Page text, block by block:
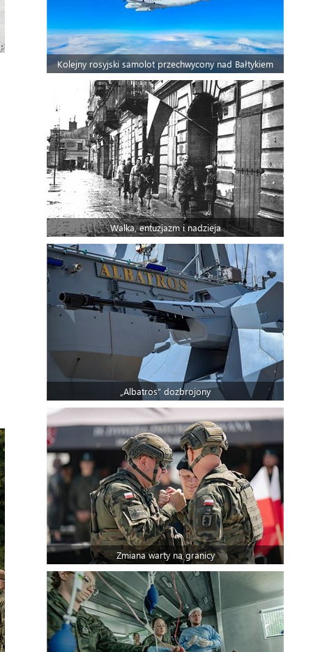
Kolejny rosyjski samolot przechwycony nad Bałtykiem
Walka, entuzjazm i nadzieja
„Albatros” dozbrojony
Zmiana warty na granicy